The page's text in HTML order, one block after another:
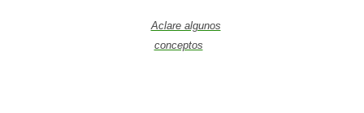
Aclare algunos
conceptos